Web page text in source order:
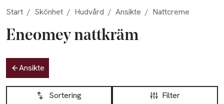
Start / Skönhet / Hudvård / Ansikte / Nattcreme
Eneomey nattkräm
Hoppa till produktsidan
Ansikte
Hoppa till produktsidan
Filter
Sortering
Lista över produkter